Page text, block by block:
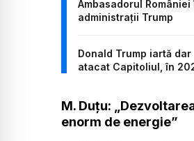
Ambasadorul
administrații Trump
Donald Trump iartă
atacat Capitoliul, în
M. Duțu:
enorm de energie”